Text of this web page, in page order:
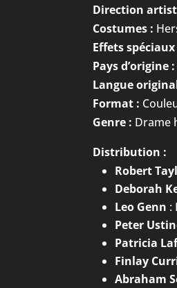
Direction
Costumes :
Effets spéciaux
Pays d’origine :
Langue
Format :
Genre : Drame
Distribution :
Robert
Deborah
Leo Genn :
Peter
Patricia
Finlay
Abraham